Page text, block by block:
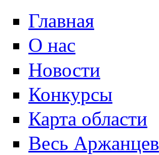
Главная
О нас
Новости
Конкурсы
Карта области
Весь Аржанцев